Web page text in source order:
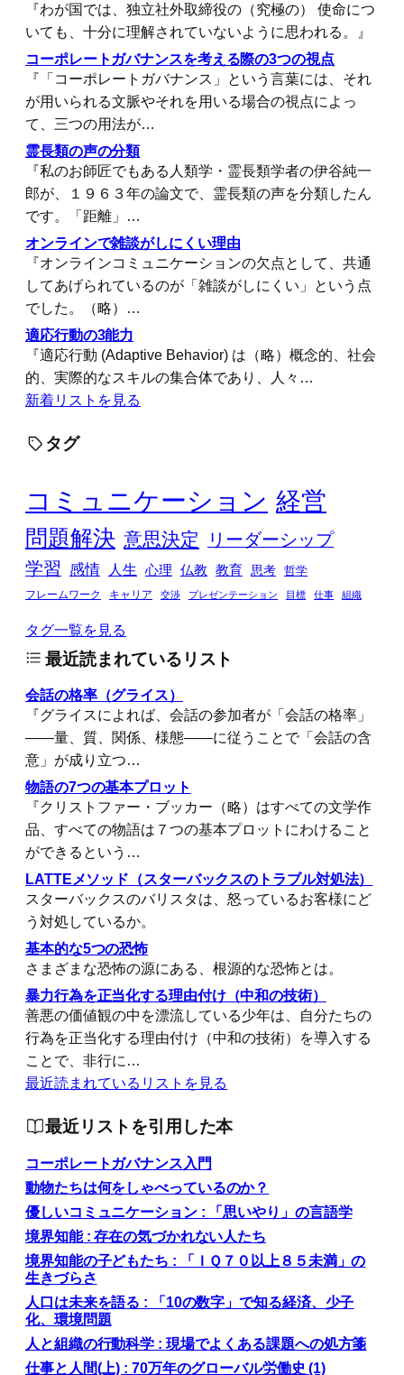
『わが国では、独立社外取締役の（究極の） 使命につ
いても、十分に理解されていないように思われる。』
コーポレートガバナンスを考える際の3つの視点
『「コーポレートガバナンス」という言葉には、それ
が用いられる文脈やそれを用いる場合の視点によっ
て、三つの用法が…
霊長類の声の分類
『私のお師匠でもある人類学・霊長類学者の伊谷純一
郎が、１９６３年の論文で、霊長類の声を分類したん
です。「距離」…
オンラインで雑談がしにくい理由
『オンラインコミュニケーションの欠点として、共通
してあげられているのが「雑談がしにくい」という点
でした。（略）…
適応行動の3能力
『適応行動 (Adaptive Behavior) は（略）概念的、社会
的、実際的なスキルの集合体であり、人々…
新着リストを見る
タグ
コミュニケーション 経営
問題解決 意思決定
リーダーシップ
学習
感情 人生 心理 仏教 教育 思考
哲学
フレームワーク
キャリア 交渉 プレゼンテーション 目標 仕事 組織
タグ一覧を見る
最近読まれているリスト
会話の格率（グライス）
『グライスによれば、会話の参加者が「会話の格率」
――量、質、関係、様態――に従うことで「会話の含
意」が成り立つ…
物語の7つの基本プロット
『クリストファー・ブッカー（略）はすべての文学作
品、すべての物語は７つの基本プロットにわけること
ができるという…
LATTEメソッド（スターバックスのトラブル対処法）
スターバックスのバリスタは、怒っているお客様にど
う対処しているか。
基本的な5つの恐怖
さまざまな恐怖の源にある、根源的な恐怖とは。
暴力行為を正当化する理由付け（中和の技術）
善悪の価値観の中を漂流している少年は、自分たちの
行為を正当化する理由付け（中和の技術）を導入する
ことで、非行に…
最近読まれているリストを見る
最近リストを引用した本
コーポレートガバナンス入門
動物たちは何をしゃべっているのか？
優しいコミュニケーション : 「思いやり」の言語学
境界知能 : 存在の気づかれない人たち
境界知能の子どもたち : 「ＩＱ７０以上８５未満」の
生きづらさ
人口は未来を語る : 「10の数字」で知る経済、少子
化、環境問題
人と組織の行動科学 : 現場でよくある課題への処方箋
仕事と人間(上) : 70万年のグローバル労働史 (1)